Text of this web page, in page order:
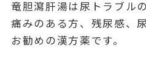
竜胆瀉肝湯は尿トラブル
痛みのある方、残尿感、
お勧めの漢方薬です。